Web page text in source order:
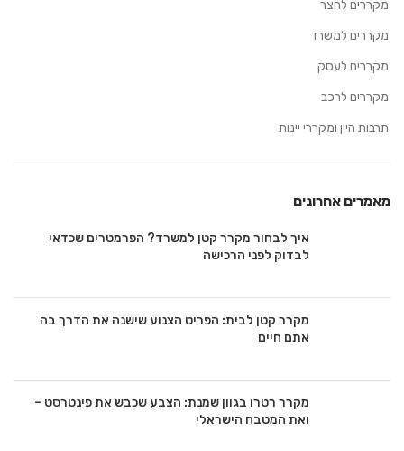
מקררים לחצר
מקררים למשרד
מקררים לעסק
מקררים לרכב
תרבות היין ומקררי יינות
מאמרים אחרונים
איך לבחור מקרר קטן למשרד? הפרמטרים שכדאי
לבדוק לפני הרכישה
מקרר קטן לבית: הפריט הצנוע שישנה את הדרך בה
אתם חיים
מקרר רטרו בגוון שמנת: הצבע שכבש את פינטרסט –
ואת המטבח הישראלי